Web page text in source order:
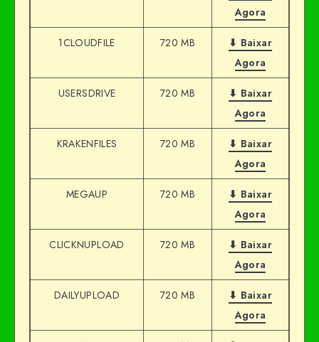
Agora
1CLOUDFILE 720 MB
⬇ Baixar
Agora
USERSDRIVE 720 MB
⬇ Baixar
Agora
KRAKENFILES 720 MB
⬇ Baixar
Agora
MEGAUP 720 MB
⬇ Baixar
Agora
CLICKNUPLOAD 720 MB
⬇ Baixar
Agora
DAILYUPLOAD 720 MB
⬇ Baixar
Agora